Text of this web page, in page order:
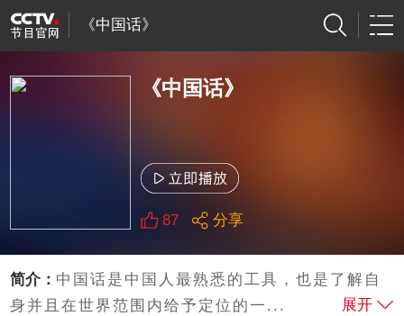
《中国话》
《中国话》
87 分享
简介： 中国话是中国人最熟悉的工具，也是了解自
身并且在世界范围内给予定位的一...
展开